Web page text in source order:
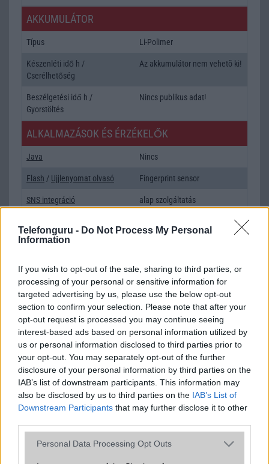
Telefonguru - Do Not Process My Personal
Information
If you wish to opt-out of the sale, sharing to third parties, or
processing of your personal or sensitive information for
targeted advertising by us, please use the below opt-out
section to confirm your selection. Please note that after your
opt-out request is processed you may continue seeing
interest-based ads based on personal information utilized by
us or personal information disclosed to third parties prior to
your opt-out. You may separately opt-out of the further
disclosure of your personal information by third parties on the
IAB’s list of downstream participants. This information may
also be disclosed by us to third parties on the IAB’s List of
Downstream Participants that may further disclose it to other
Please note that this website/app uses one or more Google
Personal Data Processing Opt Outs
AKKUMULÁTOR
Típus Li-Polimer
Készenléti idő h /
Cserélhetőség
Az akkumulátor nem vehetõ ki!
Beszélgetési idő h /
Gyorstöltés
Nincs publikus adat!
ALKALMAZÁSOK ÉS ÉRZÉKELŐK
Java Nincs
Flash / Ujjlenyomat olvasó Fingerprint sensor
SNS integráció alap szolgáltatás
T9 szótár
Office alkalmazások
DV = Document viewer (Word,
Excel, PowerPoint, PDF)
Iránytũ ecompass
Extrák Nincs
EGYÉB
Vibra jelzés Van
SIM típus nanoSIM
SIM-ek száma 1
Flight mode Van